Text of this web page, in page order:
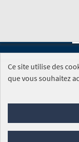
SITE
Conditions
Ce site utilise des
que vous souhaitez